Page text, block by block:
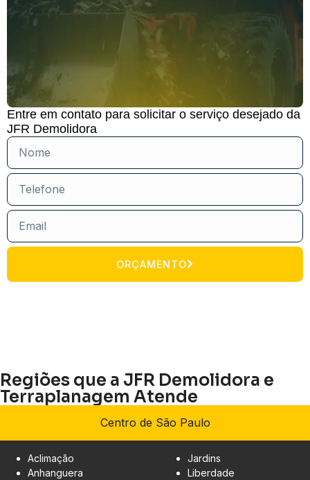
Entre em contato para solicitar o serviço desejado da
JFR Demolidora
ORÇAMENTO
Regiões que a JFR Demolidora e
Terraplanagem Atende
Centro de São Paulo
Aclimação
Anhanguera
Jardins
Liberdade